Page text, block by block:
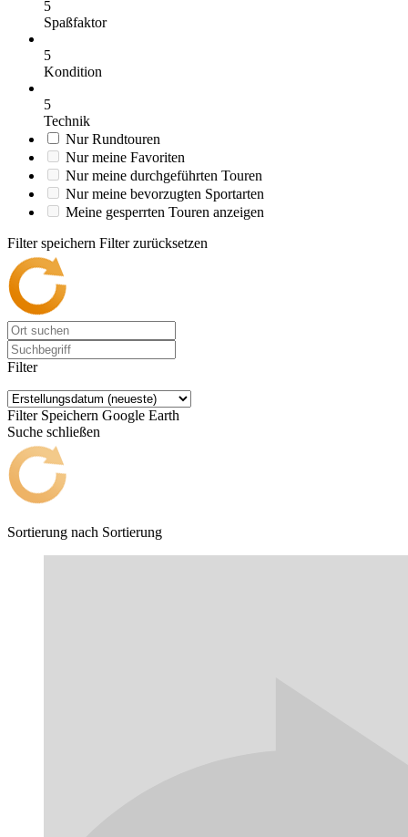
5
Spaßfaktor
5
Kondition
5
Technik
Nur Rundtouren
Nur meine Favoriten
Nur meine durchgeführten Touren
Nur meine bevorzugten Sportarten
Meine gesperrten Touren anzeigen
Filter speichern Filter zurücksetzen
Filter
Filter Speichern Google Earth
Suche schließen
Sortierung nach Sortierung